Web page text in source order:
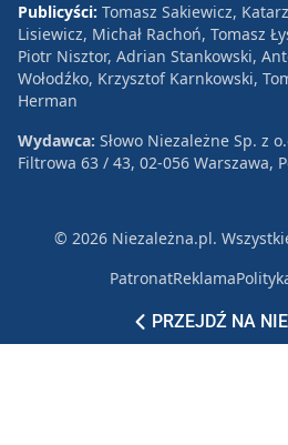
PRZEJDŹ NA
Publicyści: Tomasz Sakiewicz,
Lisiewicz, Michał Rachoń, Tomasz
Piotr Nisztor, Adrian Stankowski,
Wołodźko, Krzysztof Karnkowski,
Herman
Wydawca: Słowo Niezależne Sp. z
Filtrowa 63 / 43, 02-056 Warszawa,
© 2026 Niezależna.pl.
PatronatReklama